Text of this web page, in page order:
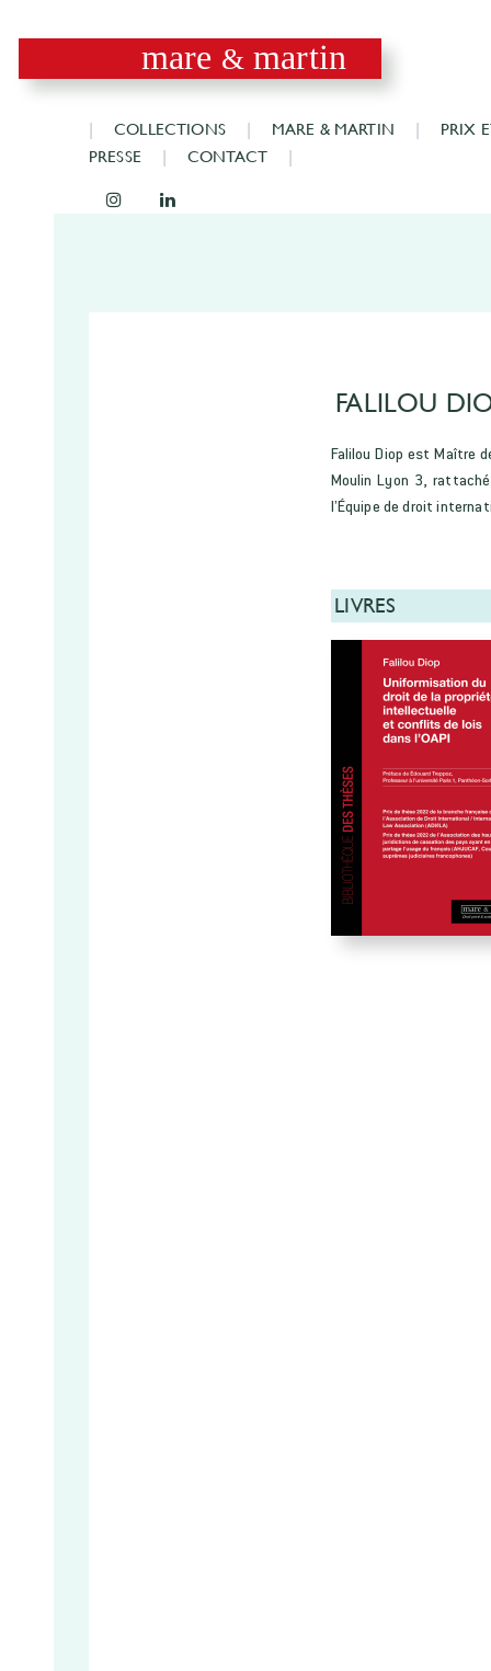
mare & martin
COLLECTIONS MARE & MARTIN
PRIX
PRESSE
CONTACT
FALILOU
Falilou Diop est Maître
Moulin Lyon 3,
l’Équipe de droit
LIVRES